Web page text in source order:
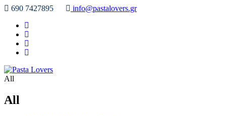
690 7427895 info@pastalovers.gr
All
All